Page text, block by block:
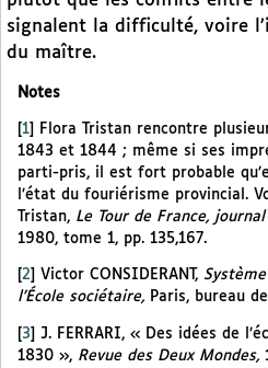
signalent la difficulté, voire
du maître.
Notes
[1]
Flora Tristan rencontre
1843 et 1844 ; même si ses
parti-pris, il est fort probable
l’état du fouriérisme provincial.
Tristan, Le Tour de France,
1980, tome 1, pp. 135,167.
2 Victor CONSIDERANT,
l’École sociétaire, Paris, bureau de
3
J. FERRARI, « Des idées de
1830 », Revue des Deux Mondes,